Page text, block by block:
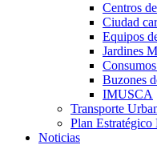
Centros
Ciudad
Equipos
Jardines
Buzones
IMUSCA
Transporte
Plan
Noticias